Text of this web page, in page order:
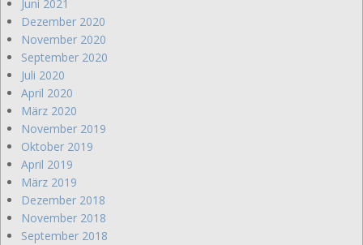
Juni 2021
Dezember 2020
November 2020
September 2020
Juli 2020
April 2020
März 2020
November 2019
Oktober 2019
April 2019
März 2019
Dezember 2018
November 2018
September 2018